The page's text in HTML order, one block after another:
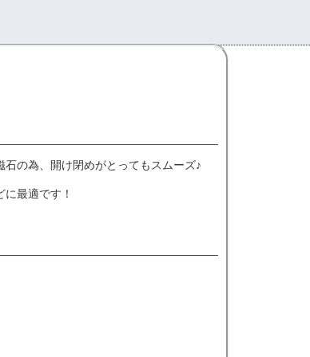
の為、開け閉めがとってもスムーズ♪
最適です！